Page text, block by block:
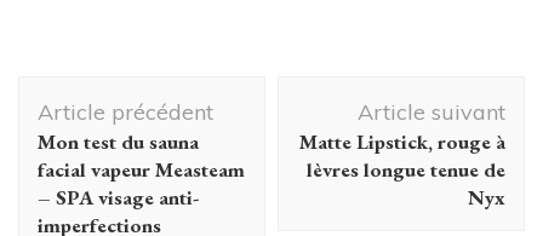
Navigation
d'article
Article précédent
Mon test du sauna
facial vapeur Measteam
– SPA visage anti-
imperfections
Article suivant
Matte Lipstick, rouge à
lèvres longue tenue de
Nyx